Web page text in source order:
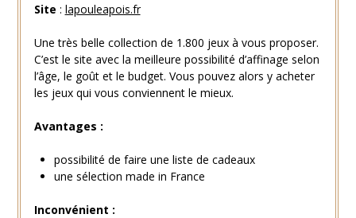
Site : lapouleapois.fr
Une très belle collection de 1.800 jeux à vous proposer.
C’est le site avec la meilleure possibilité d’affinage selon
l’âge, le goût et le budget. Vous pouvez alors y acheter
les jeux qui vous conviennent le mieux.
Avantages :
possibilité de faire une liste de cadeaux
une sélection made in France
Inconvénient :